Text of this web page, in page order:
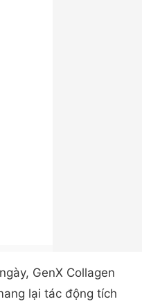
GenX Collagen
lại tác động tích